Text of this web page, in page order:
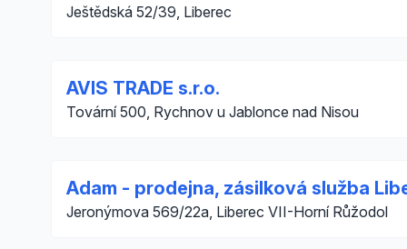
Ještědská 52/39, Liberec
AVIS TRADE s.r.o.
Tovární 500, Rychnov u Jablonce nad Nisou
Adam - prodejna, zásilková služba
Jeronýmova 569/22a, Liberec VII-Horní Růžodol